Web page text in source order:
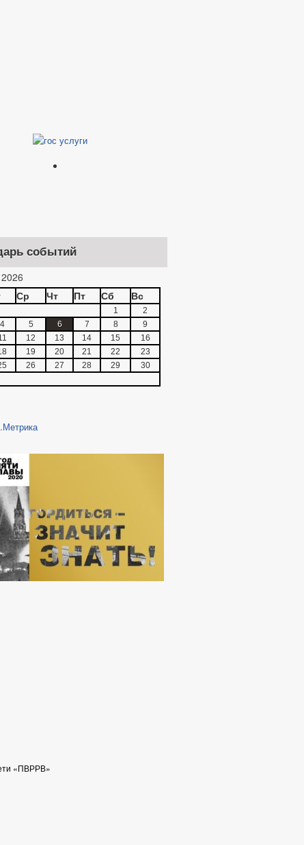
событий
Ср Чт Пт Сб Вс
1
2
4 5 6 7 8
9
12 13 14 15
16
19 20 21 22
23
26 27 28 29
30
«ПВРРВ»